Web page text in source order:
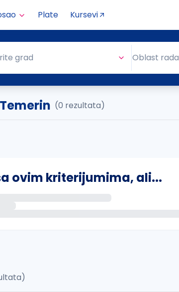
Plate Kursevi
grad Oblast rada
(0 rezultata)
ovim kriterijumima, ali...